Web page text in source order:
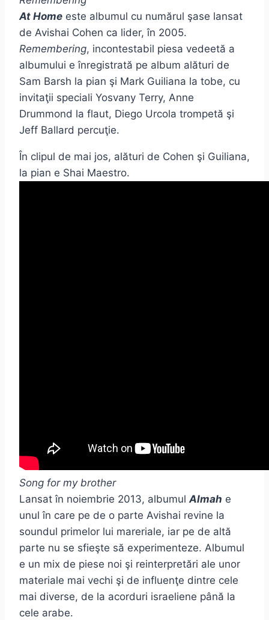
At Home este albumul cu numărul şase lansat
de Avishai Cohen ca lider, în 2005.
Remembering, incontestabil piesa vedeetă a
albumului e înregistrată pe album alături de
Sam Barsh la pian şi Mark Guiliana la tobe, cu
invitaţii speciali Yosvany Terry, Anne
Drummond la flaut, Diego Urcola trompetă şi
Jeff Ballard percuţie.
În clipul de mai jos, alături de Cohen şi Guiliana,
la pian e Shai Maestro.
Song for my brother
Lansat în noiembrie 2013, albumulAlmah e
unul în care pe de o parte Avishai revine la
soundul primelor lui mareriale, iar pe de altă
parte nu se sfieşte să experimenteze. Albumul
e un mix de piese noi şi reinterpretări ale unor
materiale mai vechi şi de influenţe dintre cele
mai diverse, de la acorduri israeliene până la
cele arabe.